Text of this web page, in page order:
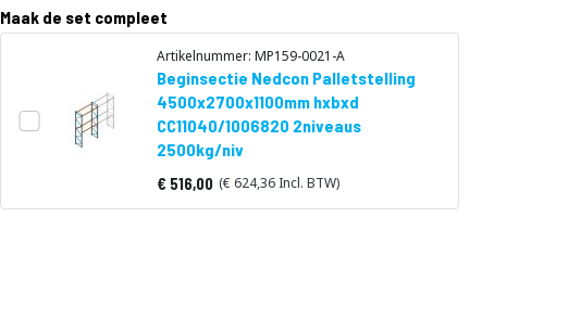
Maak de set compleet
Artikelnummer: MP159-0021-A
Beginsectie Nedcon Palletstelling
4500x2700x1100mm hxbxd
CC11040/1006820 2niveaus
2500kg/niv
Vanaf
516,00 624,36